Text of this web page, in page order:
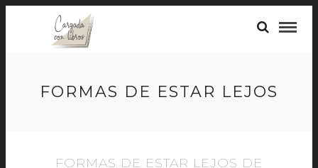
FORMAS DE ESTAR LEJOS
FORMAS DE ESTAR LEJOS DE